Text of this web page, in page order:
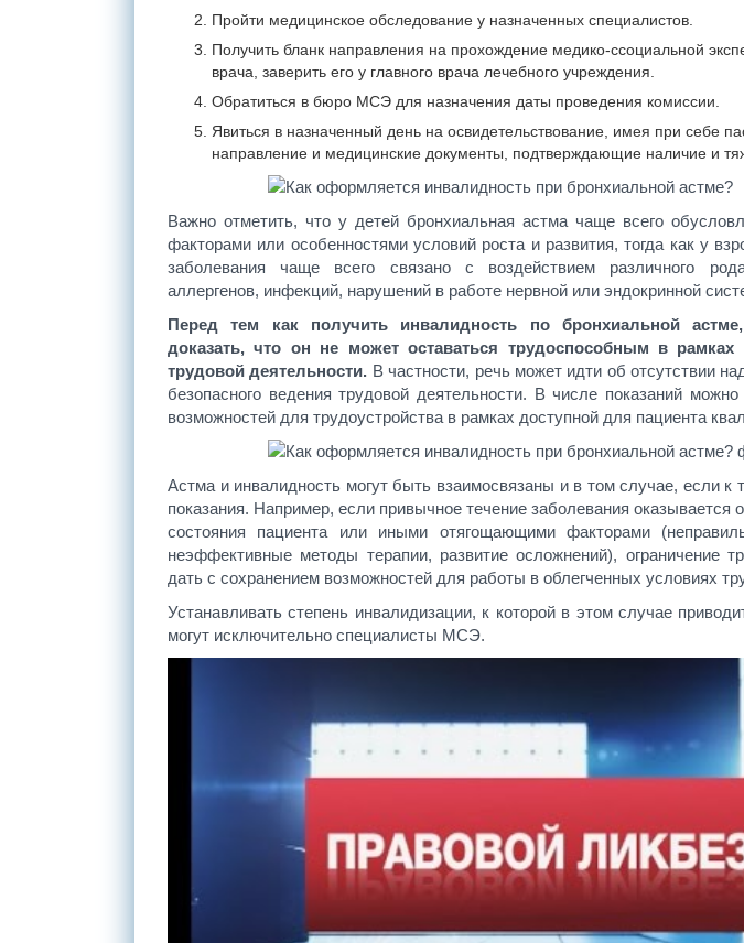
Пройти медицинское обследование у назначенных специалистов.
Получить бланк направления на прохождение медико-ссоциальной
врача, заверить его у главного врача лечебного учреждения.
Обратиться в бюро МСЭ для назначения даты проведения комиссии.
Явиться в назначенный день на освидетельствование, имея при себе
направление и медицинские документы, подтверждающие наличие и
Важно отметить, что у детей бронхиальная астма чаще всего
факторами или особенностями условий роста и развития, тогда как у
заболевания чаще всего связано с воздействием различного
аллергенов, инфекций, нарушений в работе нервной или эндокринной
Перед тем как получить инвалидность по бронхиальной
доказать, что он не может оставаться трудоспособным в
трудовой деятельности. В частности, речь может идти об отсутствии
безопасного ведения трудовой деятельности. В числе показаний можно
возможностей для трудоустройства в рамках доступной для пациента
Астма и инвалидность могут быть взаимосвязаны и в том случае, если к
показания. Например, если привычное течение заболевания
состояния пациента или иными отягощающими факторами
неэффективные методы терапии, развитие осложнений), ограничение
дать с сохранением возможностей для работы в облегченных условиях
Устанавливать степень инвалидизации, к которой в этом случае
могут исключительно специалисты МСЭ.